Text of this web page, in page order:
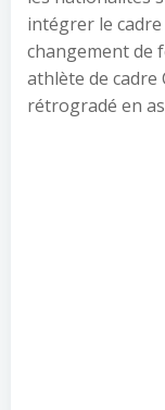
intégrer le cadre
changement de
athlète de cadre
rétrogradé en